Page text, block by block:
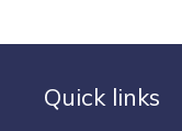
Quick links